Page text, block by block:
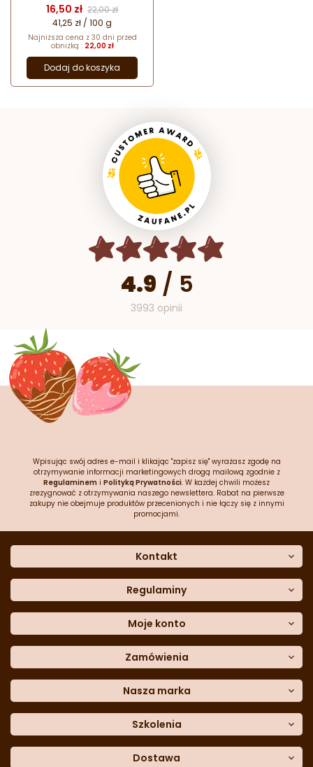
w pudełku
Cena
16,50 zł Cena podstawowa
22,00 zł
41,25 zł / 100 g
Najniższa cena z 30 dni przed
obniżką : 22,00 zł
Dodaj do koszyka
4.9 / 5
3993 opinii
Wpisując swój adres e-mail i klikając "zapisz się" wyrażasz zgodę na
otrzymywanie informacji marketingowych drogą mailową zgodnie z
Regulaminem i Polityką Prywatności. W każdej chwili możesz
zrezygnować z otrzymywania naszego newslettera. Rabat na pierwsze
zakupy nie obejmuje produktów przecenionych i nie łączy się z innymi
promocjami.
Kontakt
Dane kontaktowe
Często zadawane pytania
Sklep stacjonarny
Formularz kontaktowy
Blog
telefon:601 767 272
Regulaminy
Polityka prywatności
Polityka cookies
Polityka reklamacji
Polityka zwrotów
Dostępność cyfrowa
Moje konto
Moje dane
Historia zamówień
Lista ulubionych
Moje rabaty
Zamówienia
Metody płatności
Dane do przelewu
Formularzreklamacji
Formularzzwrotu
Nasza marka
Trio Gelato
CDN
Szkolenia
Academy of Baker Arts
Dostawa